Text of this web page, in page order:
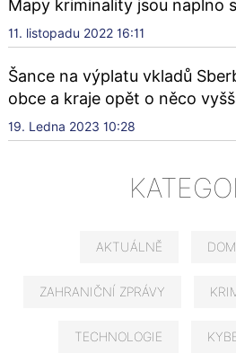
Mapy kriminality jsou naplno
11. listopadu 2022 16:11
Šance na výplatu vkladů
obce a kraje opět o něco
19. Ledna 2023 10:28
AKTUÁLNĚ
ZAHRANIČNÍ ZPRÁVY
TECHNOLOGIE